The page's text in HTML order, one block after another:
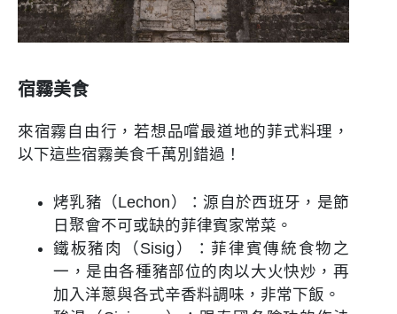
宿霧美食
來宿霧自由行，若想品嚐最道地的菲式料理，
以下這些宿霧美食千萬別錯過！
烤乳豬（Lechon）：源自於西班牙，是節
日聚會不可或缺的菲律賓家常菜。
鐵板豬肉（Sisig）：菲律賓傳統食物之
一，是由各種豬部位的肉以大火快炒，再
加入洋蔥與各式辛香料調味，非常下飯。